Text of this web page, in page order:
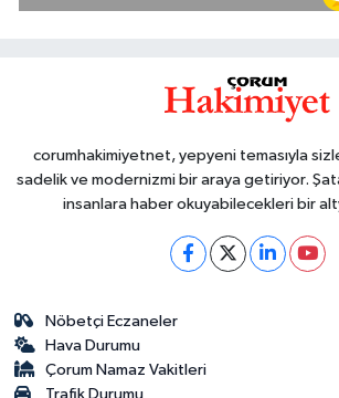
corumhakimiyetnet, yepyeni temasıyla
sadelik ve modernizmi bir araya getiriyor.
insanlara haber okuyabilecekleri bir
Nöbetçi Eczaneler
Hava Durumu
Çorum Namaz Vakitleri
Trafik Durumu